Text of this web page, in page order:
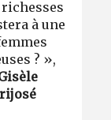
à une
? »,